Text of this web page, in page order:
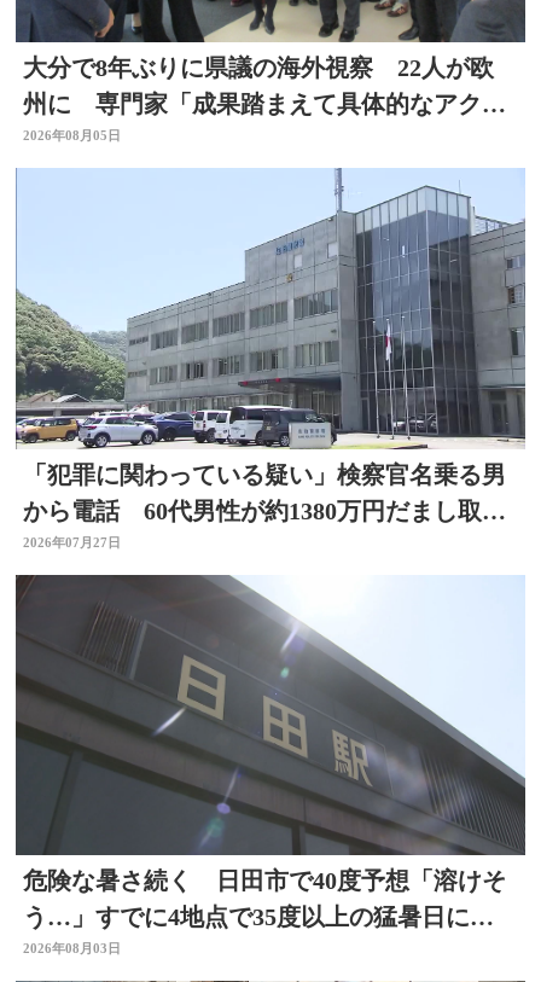
大分で8年ぶりに県議の海外視察 22人が欧
州に 専門家「成果踏まえて具体的なアクシ
ョン必要」
2026年08月05日
「犯罪に関わっている疑い」検察官名乗る男
から電話 60代男性が約1380万円だまし取ら
れる 大分
2026年07月27日
危険な暑さ続く 日田市で40度予想「溶けそ
う…」すでに4地点で35度以上の猛暑日に
大分
2026年08月03日